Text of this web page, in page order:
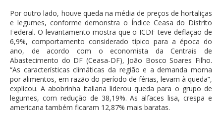
Por outro lado, houve queda na média de preços de hortaliças
e legumes, conforme demonstra o Índice Ceasa do Distrito
Federal. O levantamento mostra que o ICDF teve deflação de
6,9%, comportamento considerado típico para a época do
ano, de acordo com o economista da Centrais de
Abastecimento do DF (Ceasa-DF), João Bosco Soares Filho.
“As características climáticas da região e a demanda morna
por alimentos, em razão do período de férias, levam à queda”,
explicou. A abobrinha italiana liderou queda para o grupo de
legumes, com redução de 38,19%. As alfaces lisa, crespa e
americana também ficaram 12,87% mais baratas.